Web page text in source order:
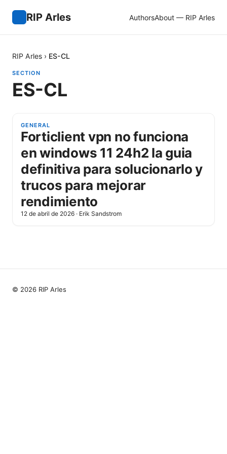
RIP Arles AuthorsAbout — RIP Arles
RIP Arles › ES-CL
SECTION
ES-CL
GENERAL
Forticlient vpn no funciona
en windows 11 24h2 la guia
definitiva para solucionarlo y
trucos para mejorar
rendimiento
12 de abril de 2026 · Erik Sandstrom
© 2026 RIP Arles